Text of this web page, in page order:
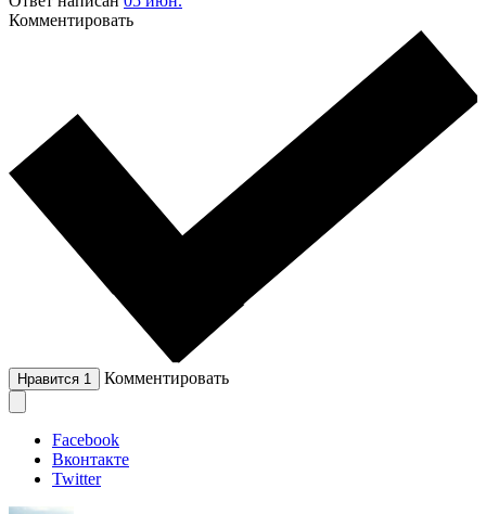
Комментировать
Нравится 1 Комментировать
Facebook
Вконтакте
Twitter